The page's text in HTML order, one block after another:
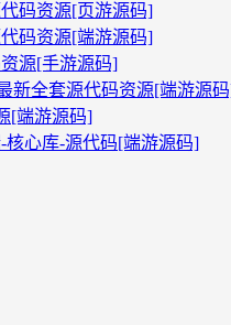
码资源[页游源码]
码资源[端游源码]
源[手游源码]
新全套源代码资源[端游源
[端游源码]
核心库-源代码[端游源码]